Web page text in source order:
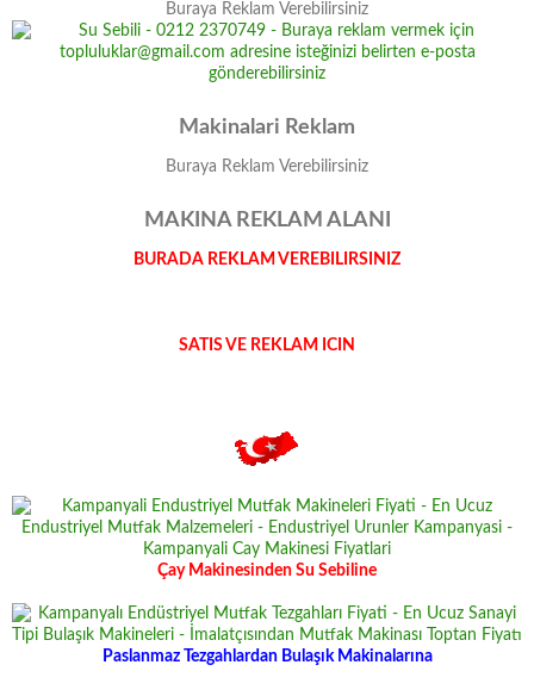
Buraya Reklam Verebilirsiniz
Makinalari Reklam
Buraya Reklam Verebilirsiniz
MAKINA REKLAM ALANI
BURADA REKLAM VEREBILIRSINIZ
SATIS VE REKLAM ICIN
Çay Makinesinden Su Sebiline
Paslanmaz Tezgahlardan Bulaşık Makinalarına